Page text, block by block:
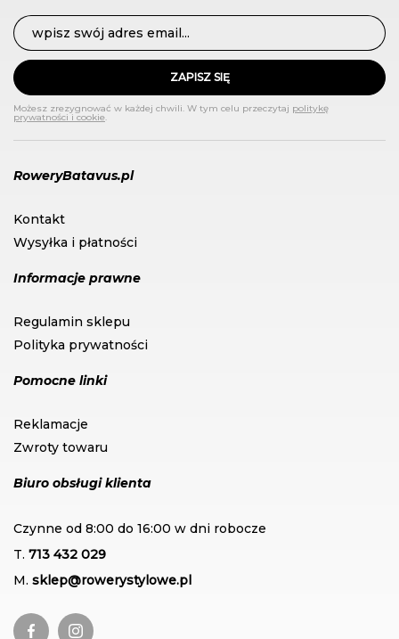
ZAPISZ SIĘ
Możesz zrezygnować w każdej chwili. W tym celu przeczytaj politykę
prywatności i cookie.
RoweryBatavus.pl
Kontakt
Wysyłka i płatności
Informacje prawne
Regulamin sklepu
Polityka prywatności
Pomocne linki
Reklamacje
Zwroty towaru
Biuro obsługi klienta
Czynne od 8:00 do 16:00 w dni robocze
T. 713 432 029
M. sklep@rowerystylowe.pl